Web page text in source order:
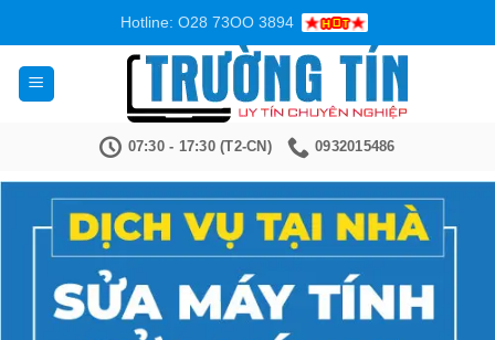
nội
dung
Hotline: O28 73OO 3894
07:30 - 17:30 (T2-CN) 0932015486